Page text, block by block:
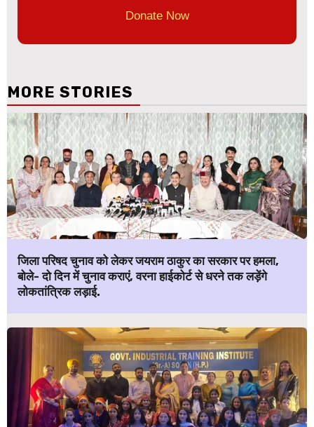
Donate Now
MORE STORIES
जिला परिषद चुनाव को लेकर जयराम ठाकुर का सरकार पर हमला,
बोले- दो दिन में चुनाव कराएं, वरना हाईकोर्ट से धरने तक लड़ेंगे
लोकतांत्रिक लड़ाई.